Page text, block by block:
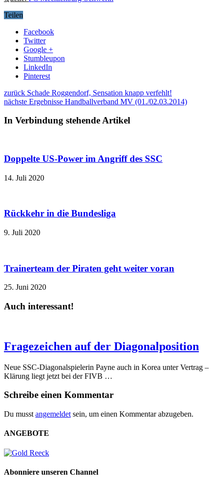
Teilen
Facebook
Twitter
Google +
Stumbleupon
LinkedIn
Pinterest
zurück Schade Roggendorf, Sensation knapp verfehlt!
nächste Ergebnisse Handballverband MV (01./02.03.2014)
In Verbindung stehende Artikel
Doppelte US-Power im Angriff des SSC
14. Juli 2020
Rückkehr in die Bundesliga
9. Juli 2020
Trainerteam der Piraten geht weiter voran
25. Juni 2020
Auch interessant!
Fragezeichen auf der Diagonalposition
Neue SSC-Diagonalspielerin Payne auch in Korea unter Vertrag –
Klärung liegt jetzt bei der FIVB …
Schreibe einen Kommentar
Du musst angemeldet sein, um einen Kommentar abzugeben.
ANGEBOTE
Abonniere unseren Channel